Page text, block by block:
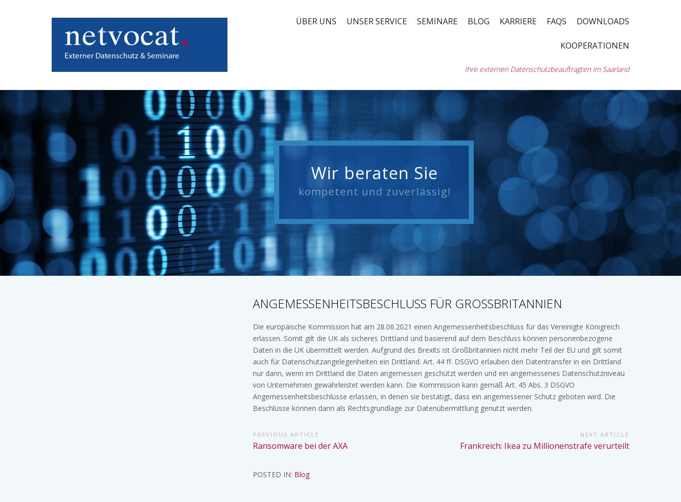
ÜBER UNS UNSER SERVICE SEMINARE BLOG KARRIERE FAQS DOWNLOADS
KOOPERATIONEN
Ihre externen Datenschutzbeauftragten im Saarland
Wir beraten Sie
kompetent und zuverlässig!
ANGEMESSENHEITSBESCHLUSS FÜR GROSSBRITANNIEN
Die europäische Kommission hat am 28.06.2021 einen Angemessenheitsbeschluss für das Vereinigte Königreich
erlassen. Somit gilt die UK als sicheres Drittland und basierend auf dem Beschluss können personenbezogene
Daten in die UK übermittelt werden. Aufgrund des Brexits ist Großbritannien nicht mehr Teil der EU und gilt somit
auch für Datenschutzangelegenheiten ein Drittland. Art. 44 ff. DSGVO erlauben den Datentransfer in ein Drittland
nur dann, wenn im Drittland die Daten angemessen geschützt werden und ein angemessenes Datenschutzniveau
von Unternehmen gewährleistet werden kann. Die Kommission kann gemäß Art. 45 Abs. 3 DSGVO
Angemessenheitsbeschlüsse erlassen, in denen sie bestätigt, dass ein angemessener Schutz geboten wird. Die
Beschlüsse können dann als Rechtsgrundlage zur Datenübermittlung genutzt werden.
Beitragsnavigation
PREVIOUS ARTICLE
Previous
Ransomware bei der AXA
NEXT ARTICLE
Next
Frankreich: Ikea zu Millionenstrafe verurteilt
POSTED IN: Blog